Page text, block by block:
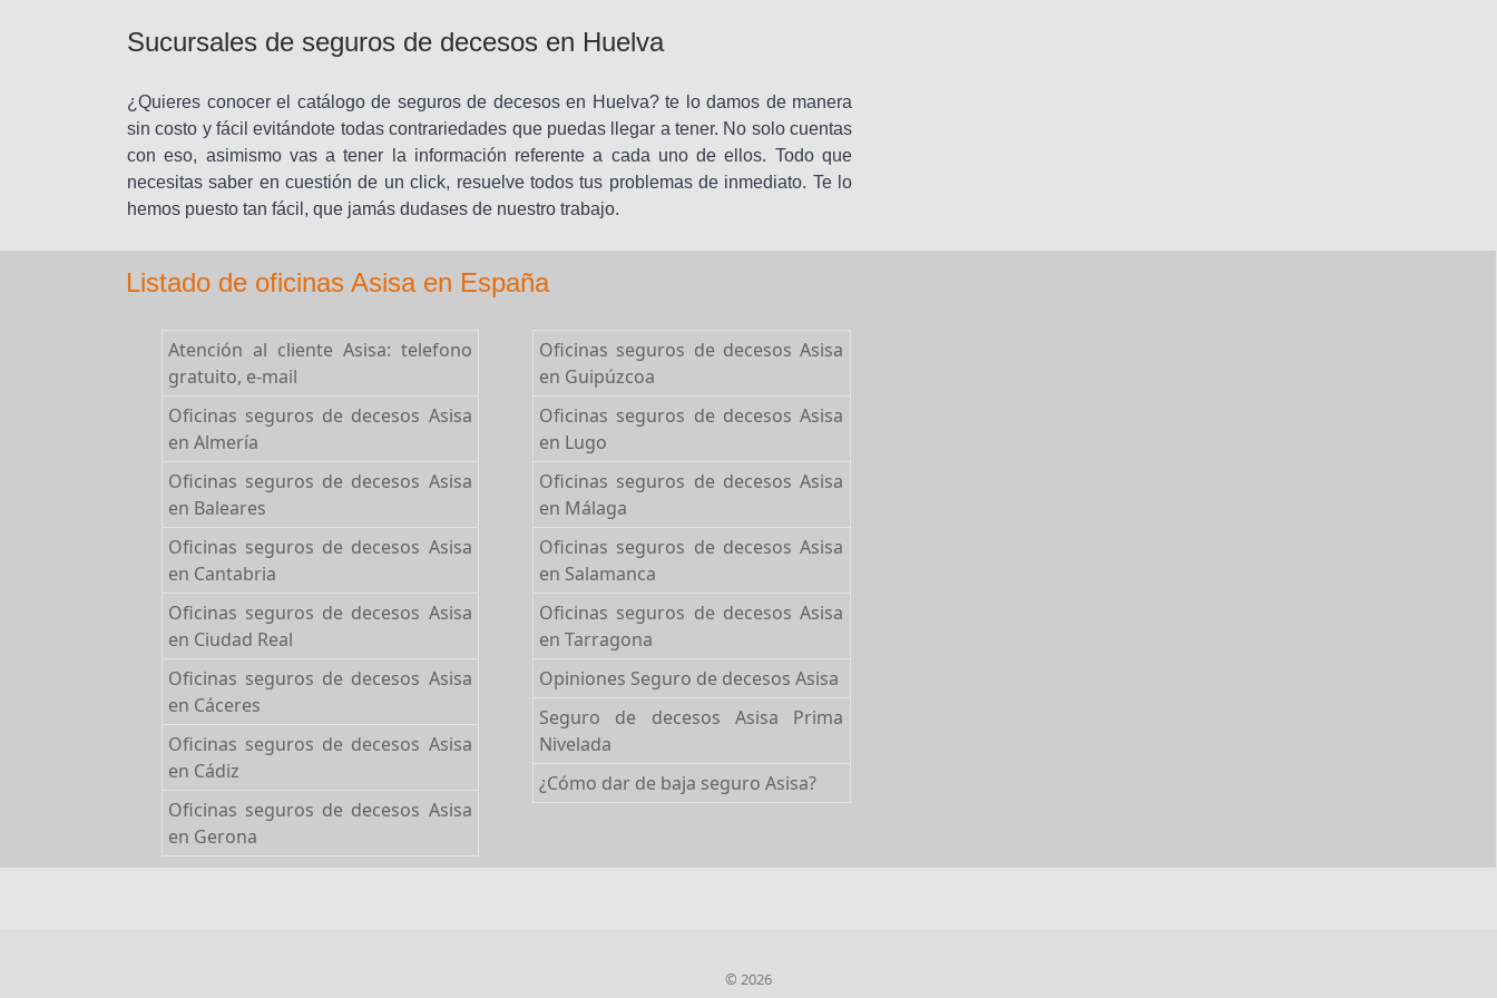
Sucursales de seguros de decesos en Huelva
¿Quieres conocer el catálogo de seguros de decesos en Huelva? te lo damos de manera
sin costo y fácil evitándote todas contrariedades que puedas llegar a tener. No solo cuentas
con eso, asimismo vas a tener la información referente a cada uno de ellos. Todo que
necesitas saber en cuestión de un click, resuelve todos tus problemas de inmediato. Te lo
hemos puesto tan fácil, que jamás dudases de nuestro trabajo.
Listado de oficinas Asisa en España
Atención al cliente Asisa: telefono
gratuito, e-mail
Oficinas seguros de decesos Asisa
en Almería
Oficinas seguros de decesos Asisa
en Baleares
Oficinas seguros de decesos Asisa
en Cantabria
Oficinas seguros de decesos Asisa
en Ciudad Real
Oficinas seguros de decesos Asisa
en Cáceres
Oficinas seguros de decesos Asisa
en Cádiz
Oficinas seguros de decesos Asisa
en Gerona
Oficinas seguros de decesos Asisa
en Guipúzcoa
Oficinas seguros de decesos Asisa
en Lugo
Oficinas seguros de decesos Asisa
en Málaga
Oficinas seguros de decesos Asisa
en Salamanca
Oficinas seguros de decesos Asisa
en Tarragona
Opiniones Seguro de decesos Asisa
Seguro de decesos Asisa Prima
Nivelada
¿Cómo dar de baja seguro Asisa?
© 2026